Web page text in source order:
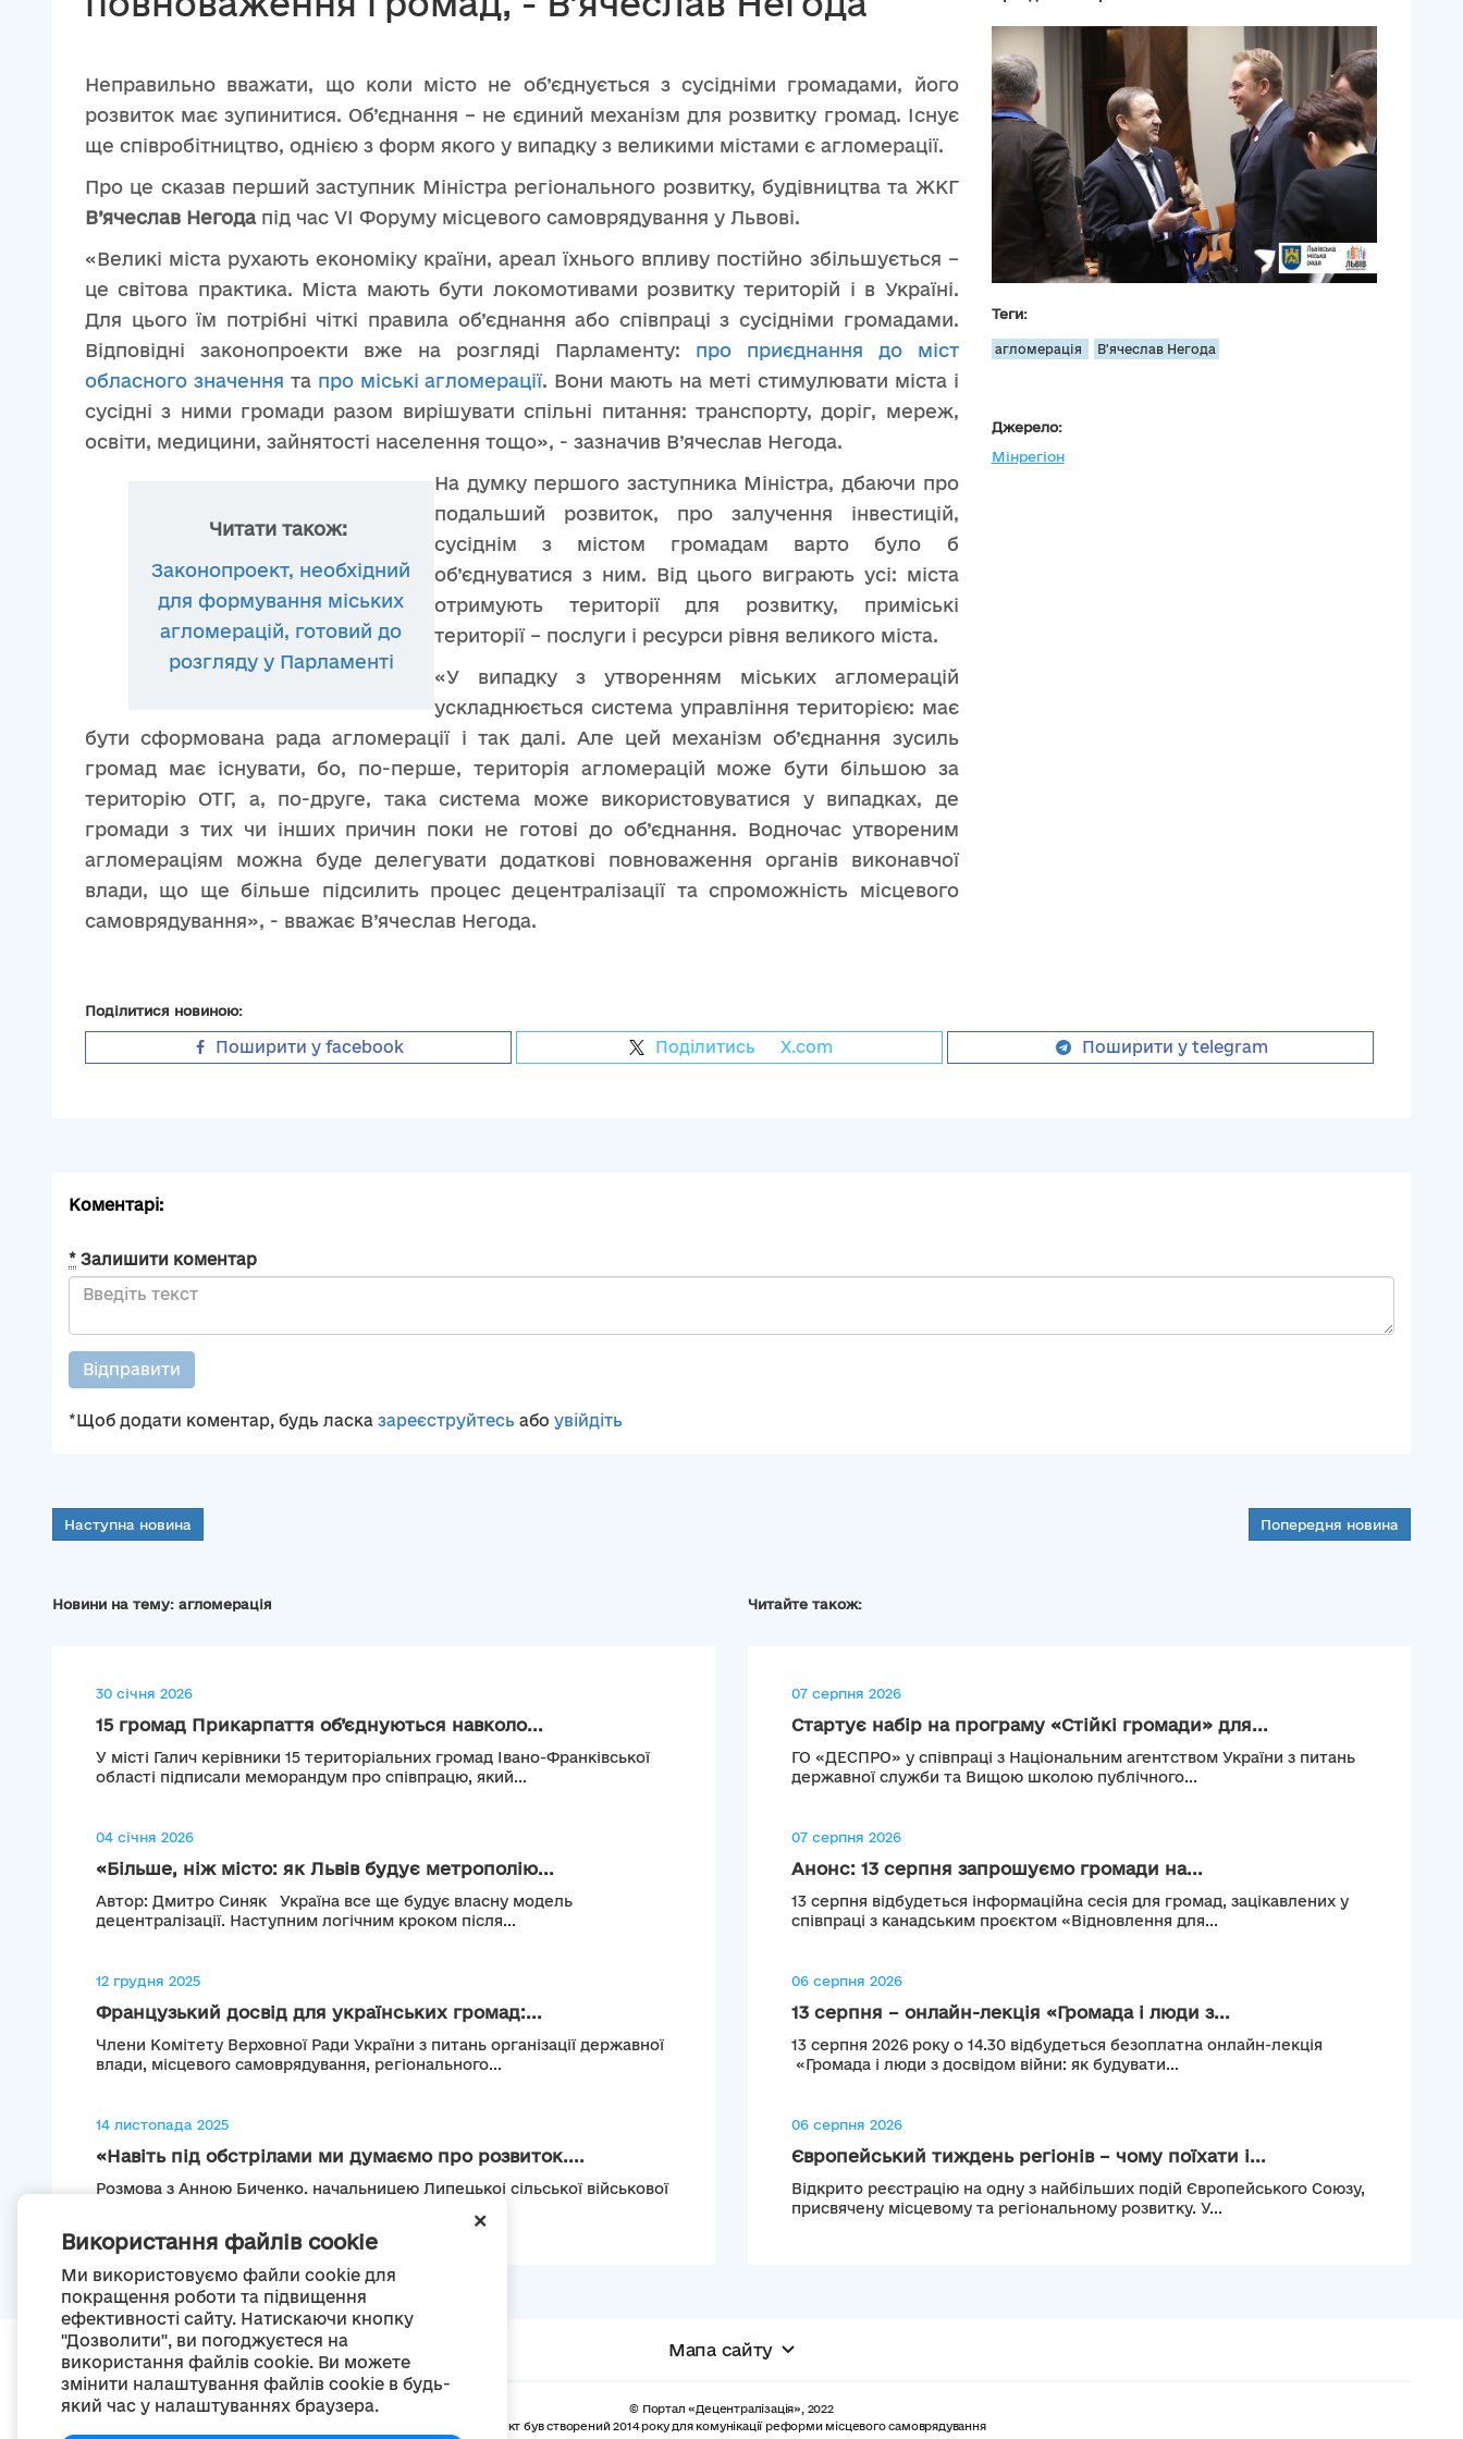
+
Використання файлів cookie
Ми використовуємо файли cookie для
покращення роботи та підвищення
ефективності сайту. Натискаючи кнопку
"Дозволити", ви погоджуєтеся на
використання файлів cookie. Ви можете
змінити налаштування файлів cookie в будь-
який час у налаштуваннях браузера.
Неправильно вважати, що коли місто не об’єднується з сусідніми громадами, його
розвиток має зупинитися. Об’єднання – не єдиний механізм для розвитку громад. Існує
ще співробітництво, однією з форм якого у випадку з великими містами є агломерації.
Про це сказав перший заступник Міністра регіонального розвитку, будівництва та ЖКГ
В’ячеслав Негода під час VI Форуму місцевого самоврядування у Львові.
«Великі міста рухають економіку країни, ареал їхнього впливу постійно збільшується –
це світова практика. Міста мають бути локомотивами розвитку територій і в Україні.
Для цього їм потрібні чіткі правила об’єднання або співпраці з сусідніми громадами.
Відповідні законопроекти вже на розгляді Парламенту: про приєднання до міст
обласного значення та про міські агломерації. Вони мають на меті стимулювати міста і
сусідні з ними громади разом вирішувати спільні питання: транспорту, доріг, мереж,
освіти, медицини, зайнятості населення тощо», - зазначив В’ячеслав Негода.
Читати також:
Законопроект, необхідний
для формування міських
агломерацій, готовий до
розгляду у Парламенті
На думку першого заступника Міністра, дбаючи про
подальший розвиток, про залучення інвестицій,
сусіднім з містом громадам варто було б
об’єднуватися з ним. Від цього виграють усі: міста
отримують території для розвитку, приміські
території – послуги і ресурси рівня великого міста.
«У випадку з утворенням міських агломерацій
ускладнюється система управління територією: має
бути сформована рада агломерації і так далі. Але цей механізм об’єднання зусиль
громад має існувати, бо, по-перше, територія агломерацій може бути більшою за
територію ОТГ, а, по-друге, така система може використовуватися у випадках, де
громади з тих чи інших причин поки не готові до об’єднання. Водночас утвореним
агломераціям можна буде делегувати додаткові повноваження органів виконавчої
влади, що ще більше підсилить процес децентралізації та спроможність місцевого
самоврядування», - вважає В’ячеслав Негода.
Теги:
агломерація В'ячеслав Негода
Джерело:
Мінрегіон
Поділитися новиною:
Поширити у facebook Поділитись X.com Поширити у telegram
Коментарі:
* Залишити коментар
Відправити
*Щоб додати коментар, будь ласка зареєструйтесь або увійдіть
Наступна новина Попередня новина
Новини на тему: агломерація
30 січня 2026
15 громад Прикарпаття об’єднуються навколо...
У місті Галич керівники 15 територіальних громад Івано-Франківської
області підписали меморандум про співпрацю, який...
04 січня 2026
«Більше, ніж місто: як Львів будує метрополію...
Автор: Дмитро Синяк Україна все ще будує власну модель
децентралізації. Наступним логічним кроком після...
12 грудня 2025
Французький досвід для українських громад:...
Члени Комітету Верховної Ради України з питань організації державної
влади, місцевого самоврядування, регіонального...
14 листопада 2025
«Навіть під обстрілами ми думаємо про розвиток....
Розмова з Анною Биченко, начальницею Липецькоі сільської військової
Читайте також:
07 серпня 2026
Стартує набір на програму «Стійкі громади» для...
ГО «ДЕСПРО» у співпраці з Національним агентством України з питань
державної служби та Вищою школою публічного...
07 серпня 2026
Анонс: 13 серпня запрошуємо громади на...
13 серпня відбудеться інформаційна сесія для громад, зацікавлених у
співпраці з канадським проєктом «Відновлення для...
06 серпня 2026
13 серпня – онлайн-лекція «Громада і люди з...
13 серпня 2026 року о 14.30 відбудеться безоплатна онлайн-лекція
«Громада і люди з досвідом війни: як будувати...
06 серпня 2026
Європейський тиждень регіонів – чому поїхати і...
Відкрито реєстрацію на одну з найбільших подій Європейського Союзу,
присвячену місцевому та регіональному розвитку. У...
Мапа сайту
© Портал «Децентралізація», 2022
Проект був створений 2014 року для комунікації реформи місцевого самоврядування